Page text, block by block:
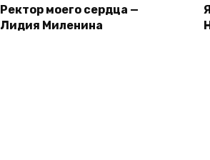
Ректор моего сердца —
Лидия Миленина